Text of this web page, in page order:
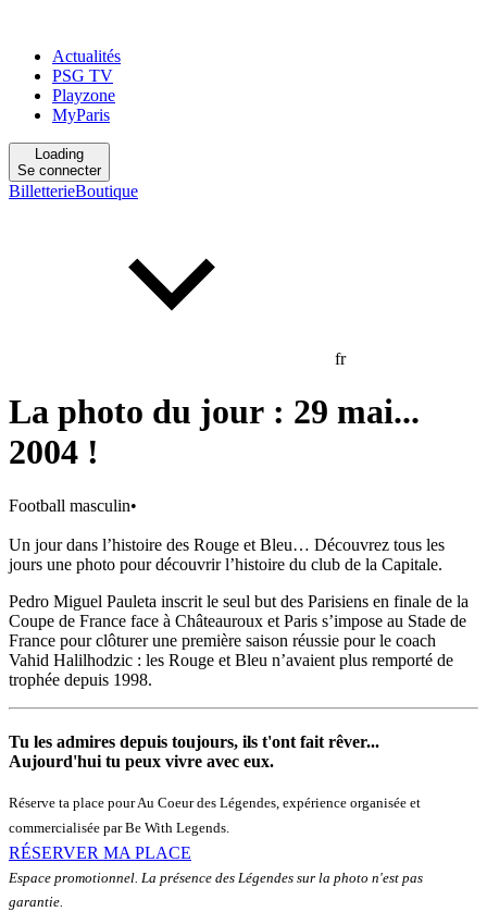
Actualités
PSG TV
Playzone
MyParis
Loading
Se connecter
BilletterieBoutique
fr
La photo du jour : 29 mai...
2004 !
Football masculin•
Un jour dans l’histoire des Rouge et Bleu… Découvrez tous les
jours une photo pour découvrir l’histoire du club de la Capitale.
Pedro Miguel Pauleta inscrit le seul but des Parisiens en finale de la
Coupe de France face à Châteauroux et Paris s’impose au Stade de
France pour clôturer une première saison réussie pour le coach
Vahid Halilhodzic : les Rouge et Bleu n’avaient plus remporté de
trophée depuis 1998.
Tu les admires depuis toujours, ils t'ont fait rêver...
Aujourd'hui tu peux vivre avec eux.
Réserve ta place pour Au Coeur des Légendes, expérience organisée et
commercialisée par Be With Legends.
RÉSERVER MA PLACE
Espace promotionnel. La présence des Légendes sur la photo n'est pas
garantie.